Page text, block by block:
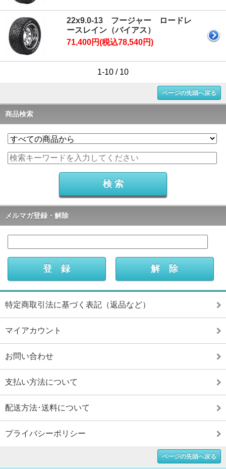
22x9.0-13 フージャー ロードレ
ースレイン（バイアス）
71,400円(税込78,540円)
1-10 / 10
ページの先頭へ戻る
商品検索
メルマガ登録・解除
特定商取引法に基づく表記（返品など）
マイアカウント
お問い合わせ
支払い方法について
配送方法･送料について
プライバシーポリシー
ページの先頭へ戻る